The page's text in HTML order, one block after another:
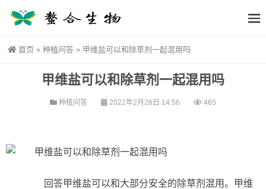
首页 » 种植问答 » 甲维盐可以和除草剂一起混用吗
甲维盐可以和除草剂一起混用吗
种植问答 2022年2月26日 14:56 465
回答甲维盐可以和大部分安全的除草剂混用。甲维